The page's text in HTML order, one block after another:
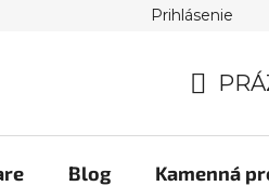
Prihlásenie
KOŠÍK
Blog Kamenná